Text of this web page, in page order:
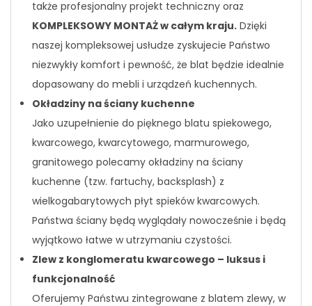
także profesjonalny projekt techniczny oraz
KOMPLEKSOWY MONTAŻ w całym kraju. Dzięki
naszej kompleksowej usłudze zyskujecie Państwo
niezwykły komfort i pewność, że blat będzie idealnie
dopasowany do mebli i urządzeń kuchennych.
Okładziny na ściany kuchenne
Jako uzupełnienie do pięknego blatu spiekowego,
kwarcowego, kwarcytowego, marmurowego,
granitowego polecamy okładziny na ściany
kuchenne (tzw. fartuchy, backsplash) z
wielkogabarytowych płyt spieków kwarcowych.
Państwa ściany będą wyglądały nowocześnie i będą
wyjątkowo łatwe w utrzymaniu czystości.
Zlew z konglomeratu kwarcowego – luksus i
funkcjonalność
Oferujemy Państwu zintegrowane z blatem zlewy, w